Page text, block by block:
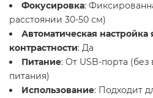
Фокусировка:
расстоянии 30-50 см)
Автоматическая настройка
контрастности: Да
Питание: От USB-порта
питания)
Использование: Подходит